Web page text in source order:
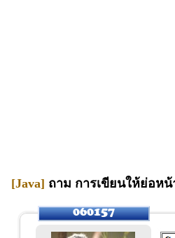
[Java] ถาม การเขียนให้ย่อห